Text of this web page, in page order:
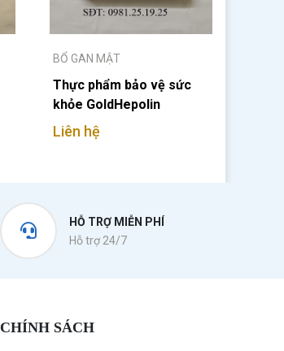
BỔ GAN MẬT
Thực phẩm bảo vệ sức
khỏe GoldHepolin
Liên hệ
HỖ TRỢ MIỄN PHÍ
Hỗ trợ 24/7
CHÍNH SÁCH